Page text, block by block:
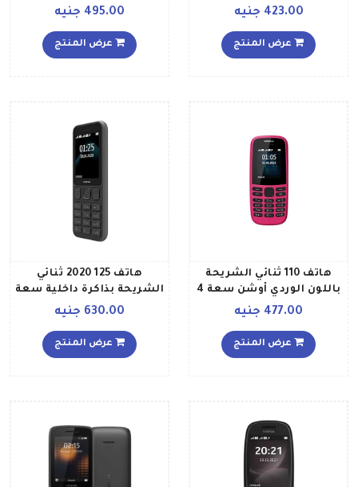
يدعم خاصية الجيل الثاني
423.00 جنيه
عرض المنتج
لون وردي
495.00 جنيه
عرض المنتج
هاتف 110 ثنائي الشريحة
باللون الوردي أوشن سعة 4
ميجابايت بتقنية 2G
477.00 جنيه
عرض المنتج
هاتف 125 2020 ثنائي
الشريحة بذاكرة داخلية سعة
630.00 جنيه
عرض المنتج